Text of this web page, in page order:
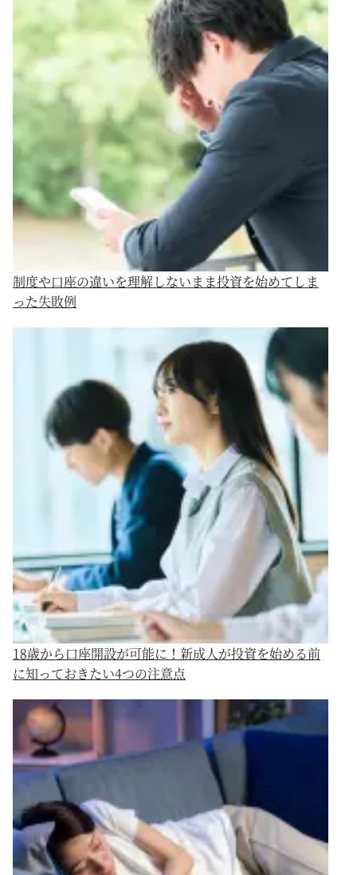
制度や口座の違いを理解しないまま投資を始めてしま
った失敗例
18歳から口座開設が可能に！新成人が投資を始める前
に知っておきたい4つの注意点